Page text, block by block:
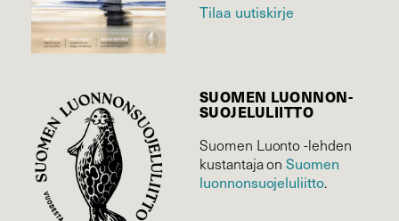
Tilaa uutiskirje
SUOMEN LUONNON­
SUOJELU­LIITTO
Suomen Luonto -lehden
kustantaja onSuomen
luonnonsuojelu­liitto.